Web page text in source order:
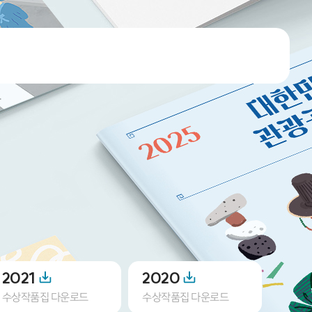
2021
수상작품집 다운로드
2020
수상작품집 다운로드 수상